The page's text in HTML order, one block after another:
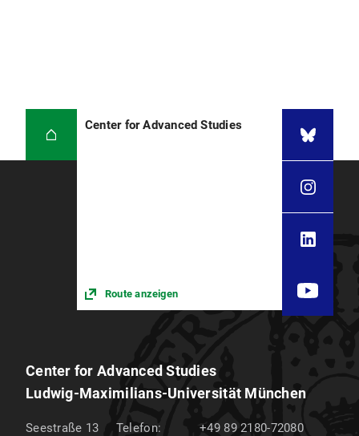
Center for Advanced Studies
Route anzeigen
Center for Advanced Studies
Ludwig-Maximilians-Universität München
Seestraße 13
Telefon:
+49 89 2180-72080